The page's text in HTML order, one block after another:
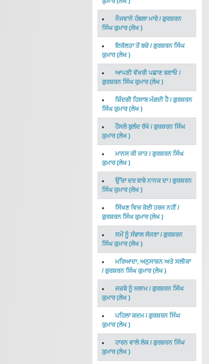
ਨੌਜਵਾਨੋ ਹੰਭਲਾ ਮਾਰੋ/ ਗੁਰਸ਼ਰਨ
ਸਿੰਘ ਕੁਮਾਰ(ਲੇਖ)
ਇਕੱਲਤਾ ਤੋਂ ਬਚੋ/ਗੁਰਸ਼ਰਨ ਸਿੰਘ
ਕੁਮਾਰ(ਲੇਖ)
ਆਪਣੀ ਵੱਖਰੀ ਪਛਾਣ ਬਣਾਓ/
ਗੁਰਸ਼ਰਨ ਸਿੰਘ ਕੁਮਾਰ(ਲੇਖ)
ਜ਼ਿੰਦਗੀ ਹਿਸਾਬ ਮੰਗਦੀ ਹੈ/ਗੁਰਸ਼ਰਨ
ਸਿੰਘ ਕੁਮਾਰ(ਲੇਖ)
ਹੌਸਲੇ ਬੁਲੰਦ ਰੱਖੋ/ ਗੁਰਸ਼ਰਨ ਸਿੰਘ
ਕੁਮਾਰ(ਲੇਖ)
ਮਾਨਸ ਕੀ ਜਾਤ/ਗੁਰਸ਼ਰਨ ਸਿੰਘ
ਕੁਮਾਰ(ਲੇਖ)
ਉੱਚਾ ਦਰ ਬਾਬੇ ਨਾਨਕ ਦਾ/ ਗੁਰਸ਼ਰਨ
ਸਿੰਘ ਕੁਮਾਰ(ਲੇਖ)
ਸਿੱਖਣ ਵਿਚ ਕੋਈ ਹਰਜ ਨਹੀਂ/
ਗੁਰਸ਼ਰਨ ਸਿੰਘ ਕੁਮਾਰ(ਲੇਖ)
ਸਮੇਂ ਨੂੰ ਸੰਭਾਲ ਸੱਜਣਾ/ ਗੁਰਸ਼ਰਨ
ਸਿੰਘ ਕੁਮਾਰ(ਲੇਖ)
ਮਰਿਆਦਾ, ਅਨੁਸਾਸ਼ਨ ਅਤੇ ਸਲੀਕਾ
/ਗੁਰਸ਼ਰਨ ਸਿੰਘ ਕੁਮਾਰ(ਲੇਖ)
ਜਜ਼ਬੇ ਨੂੰ ਸਲਾਮ/ ਗੁਰਸ਼ਰਨ ਸਿੰਘ
ਕੁਮਾਰ(ਲੇਖ)
ਪਹਿਲਾ ਕਦਮ/ਗੁਰਸ਼ਰਨ ਸਿੰਘ
ਕੁਮਾਰ(ਲੇਖ)
ਹਾਰਨ ਵਾਲੇ ਲੋਕ/ ਗੁਰਸ਼ਰਨ ਸਿੰਘ
ਕੁਮਾਰ(ਲੇਖ)